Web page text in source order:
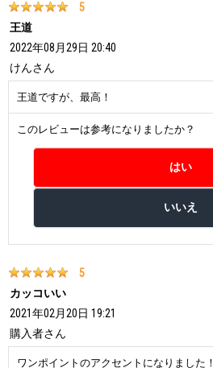
5
王道
2022年08月29日 20:40
けんさん
王道ですが、最高！
このレビューは参考になりましたか？
5
カッコいい
2021年02月20日 19:21
購入者さん
ワンポイントのアクセントになりました！